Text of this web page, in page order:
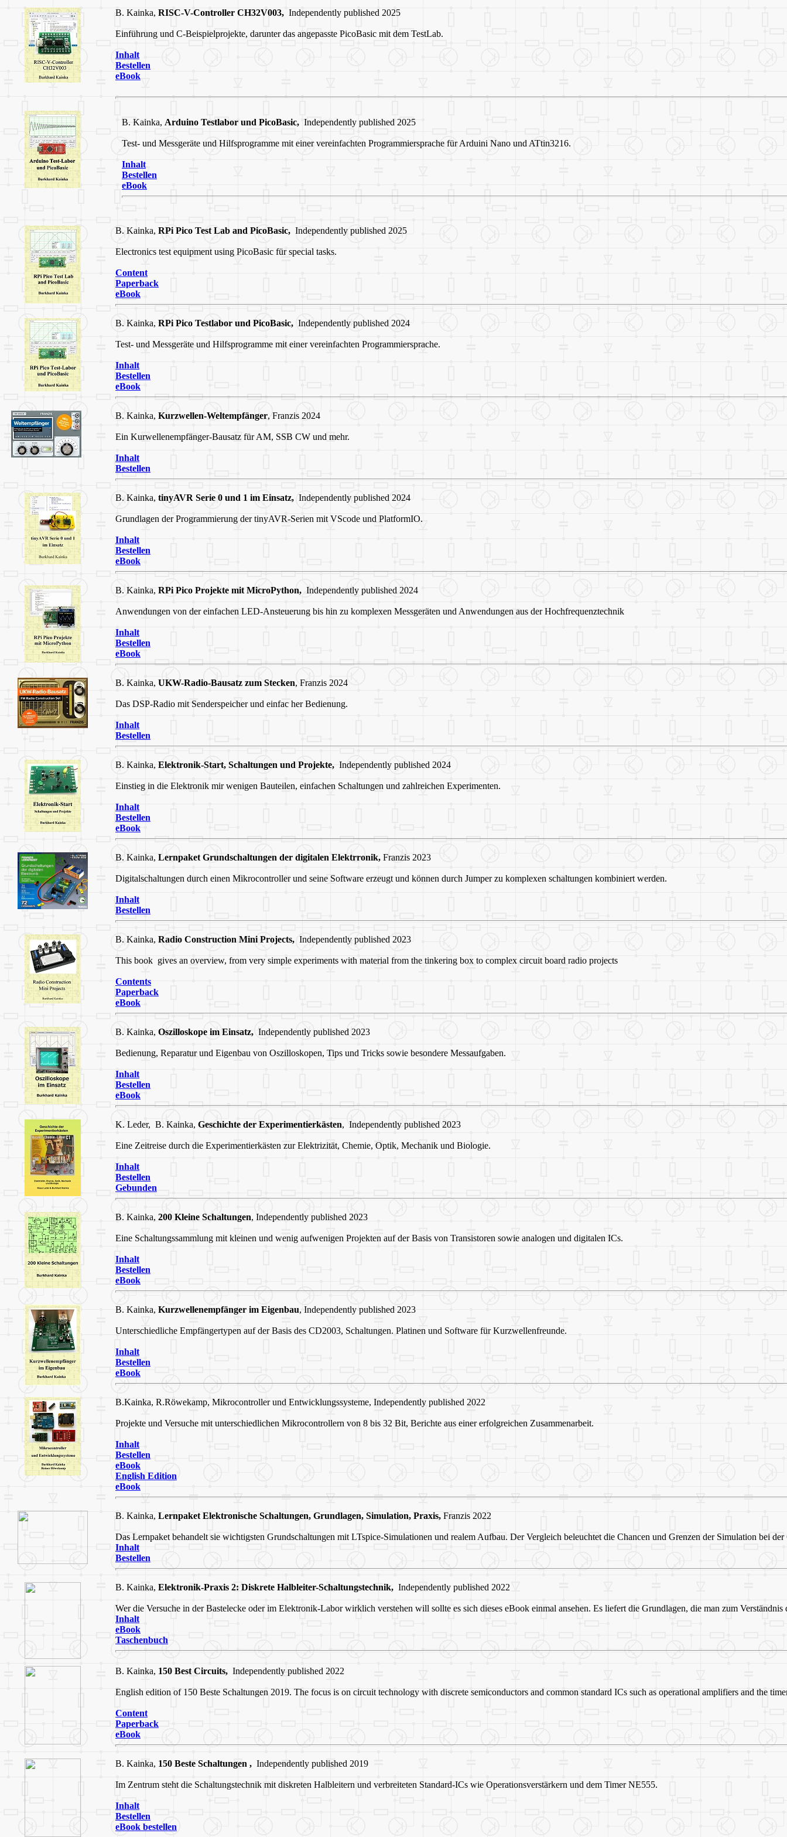
B. Kainka, RISC-V-Controller CH32V003, Independently published 2025
Einführung und C-Beispielprojekte, darunter das angepasste PicoBasic mit dem TestLab.
Inhalt
Bestellen
eBook
B. Kainka, Arduino Testlabor und PicoBasic, Independently published 2025
Test- und Messgeräte und Hilfsprogramme mit einer vereinfachten Programmiersprache für Arduini Nano und ATtin3216.
Inhalt
Bestellen
eBook
B. Kainka, RPi Pico Test Lab and PicoBasic, Independently published 2025
Electronics test equipment using PicoBasic für special tasks.
Content
Paperback
eBook
B. Kainka, RPi Pico Testlabor und PicoBasic, Independently published 2024
Test- und Messgeräte und Hilfsprogramme mit einer vereinfachten Programmiersprache.
Inhalt
Bestellen
eBook
B. Kainka, Kurzwellen-Weltempfänger, Franzis 2024
Ein Kurwellenempfänger-Bausatz für AM, SSB CW und mehr.
Inhalt
Bestellen
B. Kainka, tinyAVR Serie 0 und 1 im Einsatz, Independently published 2024
Grundlagen der Programmierung der tinyAVR-Serien mit VScode und PlatformIO.
Inhalt
Bestellen
eBook
B. Kainka, RPi Pico Projekte mit MicroPython, Independently published 2024
Anwendungen von der einfachen LED-Ansteuerung bis hin zu komplexen Messgeräten und Anwendungen aus der Hochfrequenztechnik
Inhalt
Bestellen
eBook
B. Kainka, UKW-Radio-Bausatz zum Stecken, Franzis 2024
Das DSP-Radio mit Senderspeicher und einfac her Bedienung.
Inhalt
Bestellen
B. Kainka, Elektronik-Start, Schaltungen und Projekte, Independently published 2024
Einstieg in die Elektronik mir wenigen Bauteilen, einfachen Schaltungen und zahlreichen Experimenten.
Inhalt
Bestellen
eBook
B. Kainka, Lernpaket Grundschaltungen der digitalen Elektrronik, Franzis 2023
Digitalschaltungen durch einen Mikrocontroller und seine Software erzeugt und können durch Jumper zu komplexen schaltungen kombiniert werden.
Inhalt
Bestellen
B. Kainka, Radio Construction Mini Projects, Independently published 2023
This book gives an overview, from very simple experiments with material from the tinkering box to complex circuit board radio projects
Contents
Paperback
eBook
B. Kainka, Oszilloskope im Einsatz, Independently published 2023
Bedienung, Reparatur und Eigenbau von Oszilloskopen, Tips und Tricks sowie besondere Messaufgaben.
Inhalt
Bestellen
eBook
K. Leder, B. Kainka, Geschichte der Experimentierkästen, Independently published 2023
Eine Zeitreise durch die Experimentierkästen zur Elektrizität, Chemie, Optik, Mechanik und Biologie.
Inhalt
Bestellen
Gebunden
B. Kainka, 200 Kleine Schaltungen, Independently published 2023
Eine Schaltungssammlung mit kleinen und wenig aufwenigen Projekten auf der Basis von Transistoren sowie analogen und digitalen ICs.
Inhalt
Bestellen
eBook
B. Kainka, Kurzwellenempfänger im Eigenbau, Independently published 2023
Unterschiedliche Empfängertypen auf der Basis des CD2003, Schaltungen. Platinen und Software für Kurzwellenfreunde.
Inhalt
Bestellen
eBook
B.Kainka, R.Röwekamp, Mikrocontroller und Entwicklungssysteme, Independently published 2022
Projekte und Versuche mit unterschiedlichen Mikrocontrollern von 8 bis 32 Bit, Berichte aus einer erfolgreichen Zusammenarbeit.
Inhalt
Bestellen
eBook
English Edition
eBook
B. Kainka, Lernpaket Elektronische Schaltungen, Grundlagen, Simulation, Praxis, Franzis 2022
Das Lernpaket behandelt sie wichtigsten Grundschaltungen mit LTspice-Simulationen und realem Aufbau. Der Vergleich beleuchtet die Chancen und Grenzen der Simulation bei
Inhalt
Bestellen
B. Kainka, Elektronik-Praxis 2: Diskrete Halbleiter-Schaltungstechnik, Independently published 2022
Wer die Versuche in der Bastelecke oder im Elektronik-Labor wirklich verstehen will sollte es sich dieses eBook einmal ansehen. Es liefert die Grundlagen, die man zum
Inhalt
eBook
Taschenbuch
B. Kainka, 150 Best Circuits, Independently published 2022
English edition of 150 Beste Schaltungen 2019. The focus is on circuit technology with discrete semiconductors and common standard ICs such as operational amplifiers and the
Content
Paperback
eBook
B. Kainka, 150 Beste Schaltungen , Independently published 2019
Im Zentrum steht die Schaltungstechnik mit diskreten Halbleitern und verbreiteten Standard-ICs wie Operationsverstärkern und dem Timer NE555.
Inhalt
Bestellen
eBook bestellen